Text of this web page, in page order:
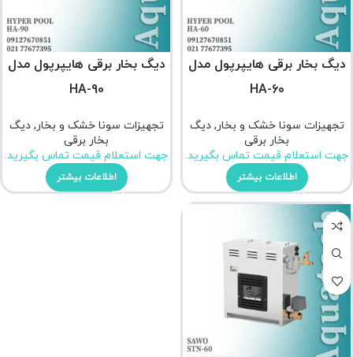
دیگ بخار برقی هایپرپول مدل
HA-60
تجهیزات سونا خشک و بخار,دیگ
بخار برقی
جهت استعلام قیمت تماس بگیرید.
اطلاعات بیشتر
دیگ بخار برقی هایپرپول مدل
HA-90
تجهیزات سونا خشک و بخار,دیگ
بخار برقی
جهت استعلام قیمت تماس بگیرید.
اطلاعات بیشتر